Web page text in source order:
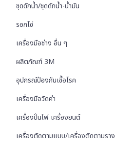
ชุดดักน้ำ/ชุดดักน้ำ-น้ำมัน
รอกโซ่
เครื่องมือช่าง อื่น ๆ
ผลิตภัณฑ์ 3M
อุปกรณ์ป้องกันเชื้อโรค
เครื่องมือวัดค่า
เครื่องปั่นไฟ เครื่องยนต์
เครื่องตัดตามแบบ/เครื่องตัดตามราง